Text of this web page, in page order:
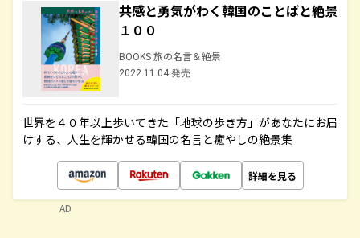
共感と勇気がわく韓国のことばと絶景
１００
BOOKS 旅の名言＆絶景
2022.11.04 発売
世界を４０年以上歩いてきた「地球の歩き方」があなたにお届
けする、人生を輝かせる韓国の名言と癒やしの絶景集
詳細を見る
AD